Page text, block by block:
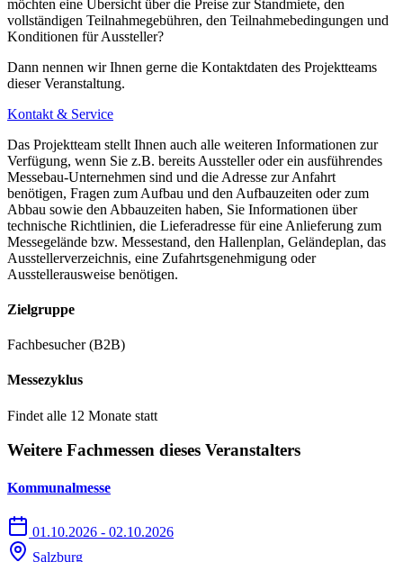
möchten eine Übersicht über die Preise zur Standmiete, den
vollständigen Teilnahmegebühren, den Teilnahmebedingungen und
Konditionen für Aussteller?
Dann nennen wir Ihnen gerne die Kontaktdaten des Projektteams
dieser Veranstaltung.
Kontakt & Service
Das Projektteam stellt Ihnen auch alle weiteren Informationen zur
Verfügung, wenn Sie z.B. bereits Aussteller oder ein ausführendes
Messebau-Unternehmen sind und die Adresse zur Anfahrt
benötigen, Fragen zum Aufbau und den Aufbauzeiten oder zum
Abbau sowie den Abbauzeiten haben, Sie Informationen über
technische Richtlinien, die Lieferadresse für eine Anlieferung zum
Messegelände bzw. Messestand, den Hallenplan, Geländeplan, das
Ausstellerverzeichnis, eine Zufahrtsgenehmigung oder
Ausstellerausweise benötigen.
Zielgruppe
Fachbesucher (B2B)
Messezyklus
Findet alle 12 Monate statt
Weitere Fachmessen dieses Veranstalters
Kommunalmesse
01.10.2026 - 02.10.2026
Salzburg